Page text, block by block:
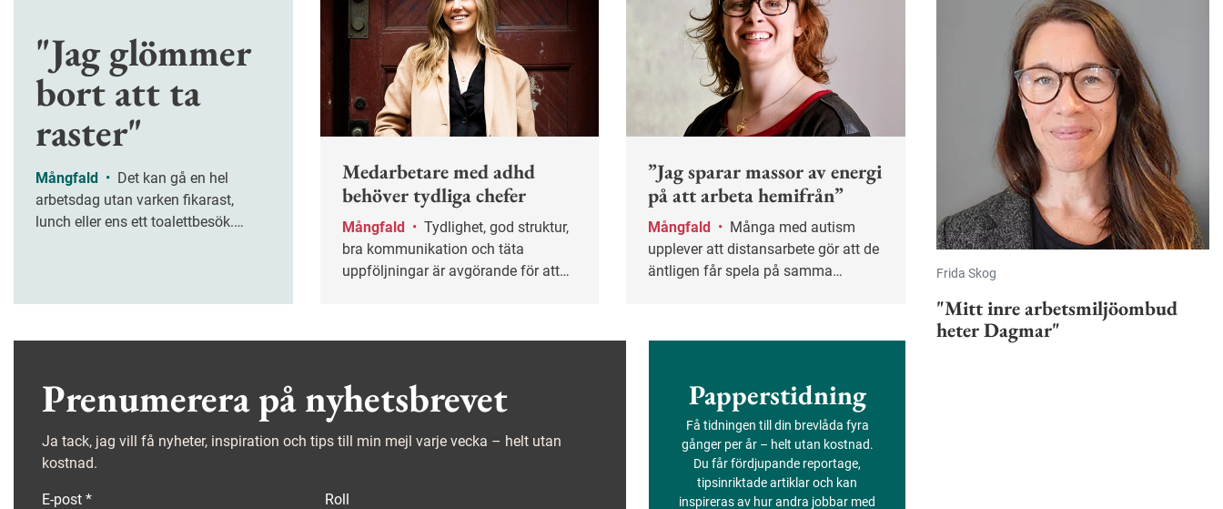
"Jag glömmer
bort att ta
raster"
Mångfald •
arbetsdag utan varken fikarast,
lunch eller ens ett toalettbesök.
kan vara ett dilemma för många
Medarbetare med adhd
behöver tydliga chefer
Mångfald •
bra kommunikation och täta
uppföljningar är avgörande för att
”Jag sparar massor av energi
på att arbeta hemifrån”
Mångfald •
upplever att distansarbete gör att de
äntligen får spela på samma
Prenumerera på nyhetsbrevet
Ja tack, jag vill få nyheter, inspiration och tips till min mejl varje vecka – helt utan
kostnad.
E-post * Roll
Papperstidning
Få tidningen till din brevlåda fyra
gånger per år – helt utan kostnad.
Du får fördjupande reportage,
tipsinriktade artiklar och kan
inspireras av hur andra jobbar med
Frida Skog
"Mitt inre arbetsmiljöombud
heter Dagmar"